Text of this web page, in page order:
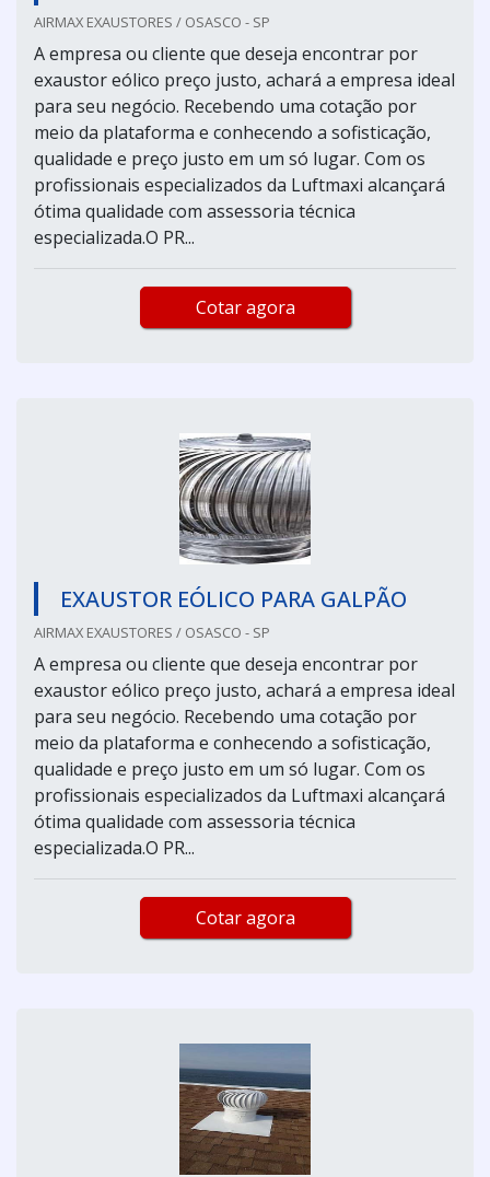
AIRMAX EXAUSTORES / OSASCO - SP
A empresa ou cliente que deseja encontrar por
exaustor eólico preço justo, achará a empresa ideal
para seu negócio. Recebendo uma cotação por
meio da plataforma e conhecendo a sofisticação,
qualidade e preço justo em um só lugar. Com os
profissionais especializados da Luftmaxi alcançará
ótima qualidade com assessoria técnica
especializada.O PR...
Cotar agora
EXAUSTOR EÓLICO PARA GALPÃO
AIRMAX EXAUSTORES / OSASCO - SP
A empresa ou cliente que deseja encontrar por
exaustor eólico preço justo, achará a empresa ideal
para seu negócio. Recebendo uma cotação por
meio da plataforma e conhecendo a sofisticação,
qualidade e preço justo em um só lugar. Com os
profissionais especializados da Luftmaxi alcançará
ótima qualidade com assessoria técnica
especializada.O PR...
Cotar agora